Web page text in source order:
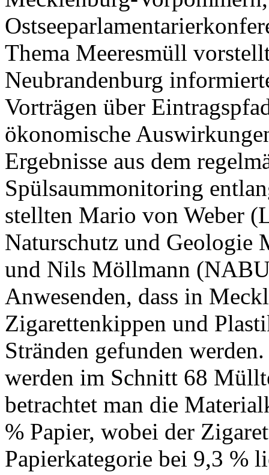
Thema Meeresmüll
Neubrandenburg
Vorträgen über
ökonomische
Ergebnisse aus dem
Spülsaummonitoring
stellten Mario von Weber
Naturschutz und
und Nils Möllmann
Anwesenden, dass in
Zigarettenkippen und
Stränden gefunden
werden im Schnitt 68
betrachtet man die
% Papier, wobei der
Papierkategorie bei 9,3 %